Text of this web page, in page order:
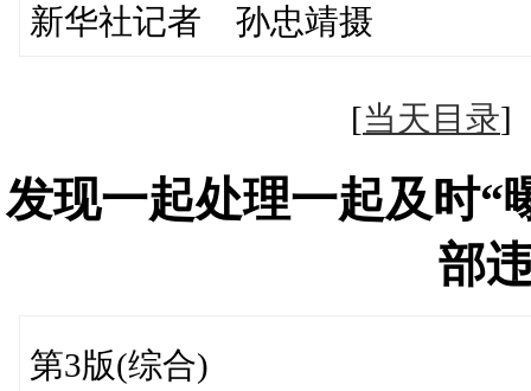
新华社记者 孙忠靖摄
[当天目录
发现一起处理一起及时“
部
第3版(综合)